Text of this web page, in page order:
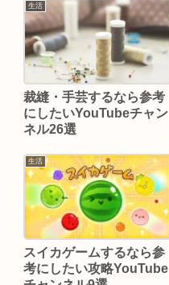
生活
裁縫・手芸するなら参考
にしたいYouTubeチャン
ネル26選
生活
スイカゲームするなら参
考にしたい攻略YouTube